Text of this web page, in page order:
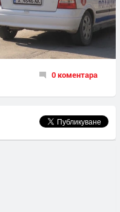
0 коментара